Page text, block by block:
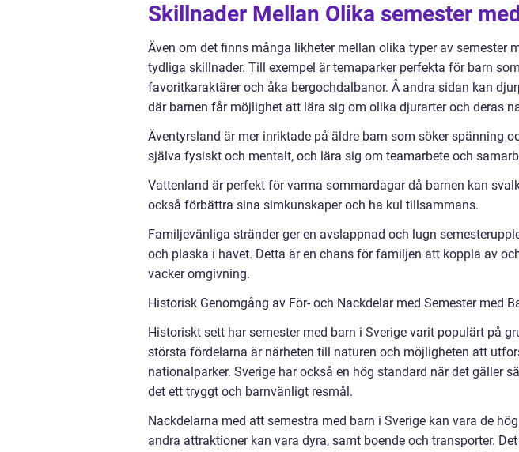
Skillnader Mellan Olika semester
Även om det finns många likheter mellan olika typer av semester
tydliga skillnader. Till exempel är temaparker perfekta för barn
favoritkaraktärer och åka bergochdalbanor. Å andra sidan kan
där barnen får möjlighet att lära sig om olika djurarter och deras
Äventyrsland är mer inriktade på äldre barn som söker spänning
själva fysiskt och mentalt, och lära sig om teamarbete och
Vattenland är perfekt för varma sommardagar då barnen kan
också förbättra sina simkunskaper och ha kul tillsammans.
Familjevänliga stränder ger en avslappnad och lugn
och plaska i havet. Detta är en chans för familjen att koppla av
vacker omgivning.
Historisk Genomgång av För- och Nackdelar med Semester med
Historiskt sett har semester med barn i Sverige varit populärt på
största fördelarna är närheten till naturen och möjligheten att
nationalparker. Sverige har också en hög standard när det gäller
det ett tryggt och barnvänligt resmål.
Nackdelarna med att semestra med barn i Sverige kan vara de
andra attraktioner kan vara dyra, samt boende och transporter.